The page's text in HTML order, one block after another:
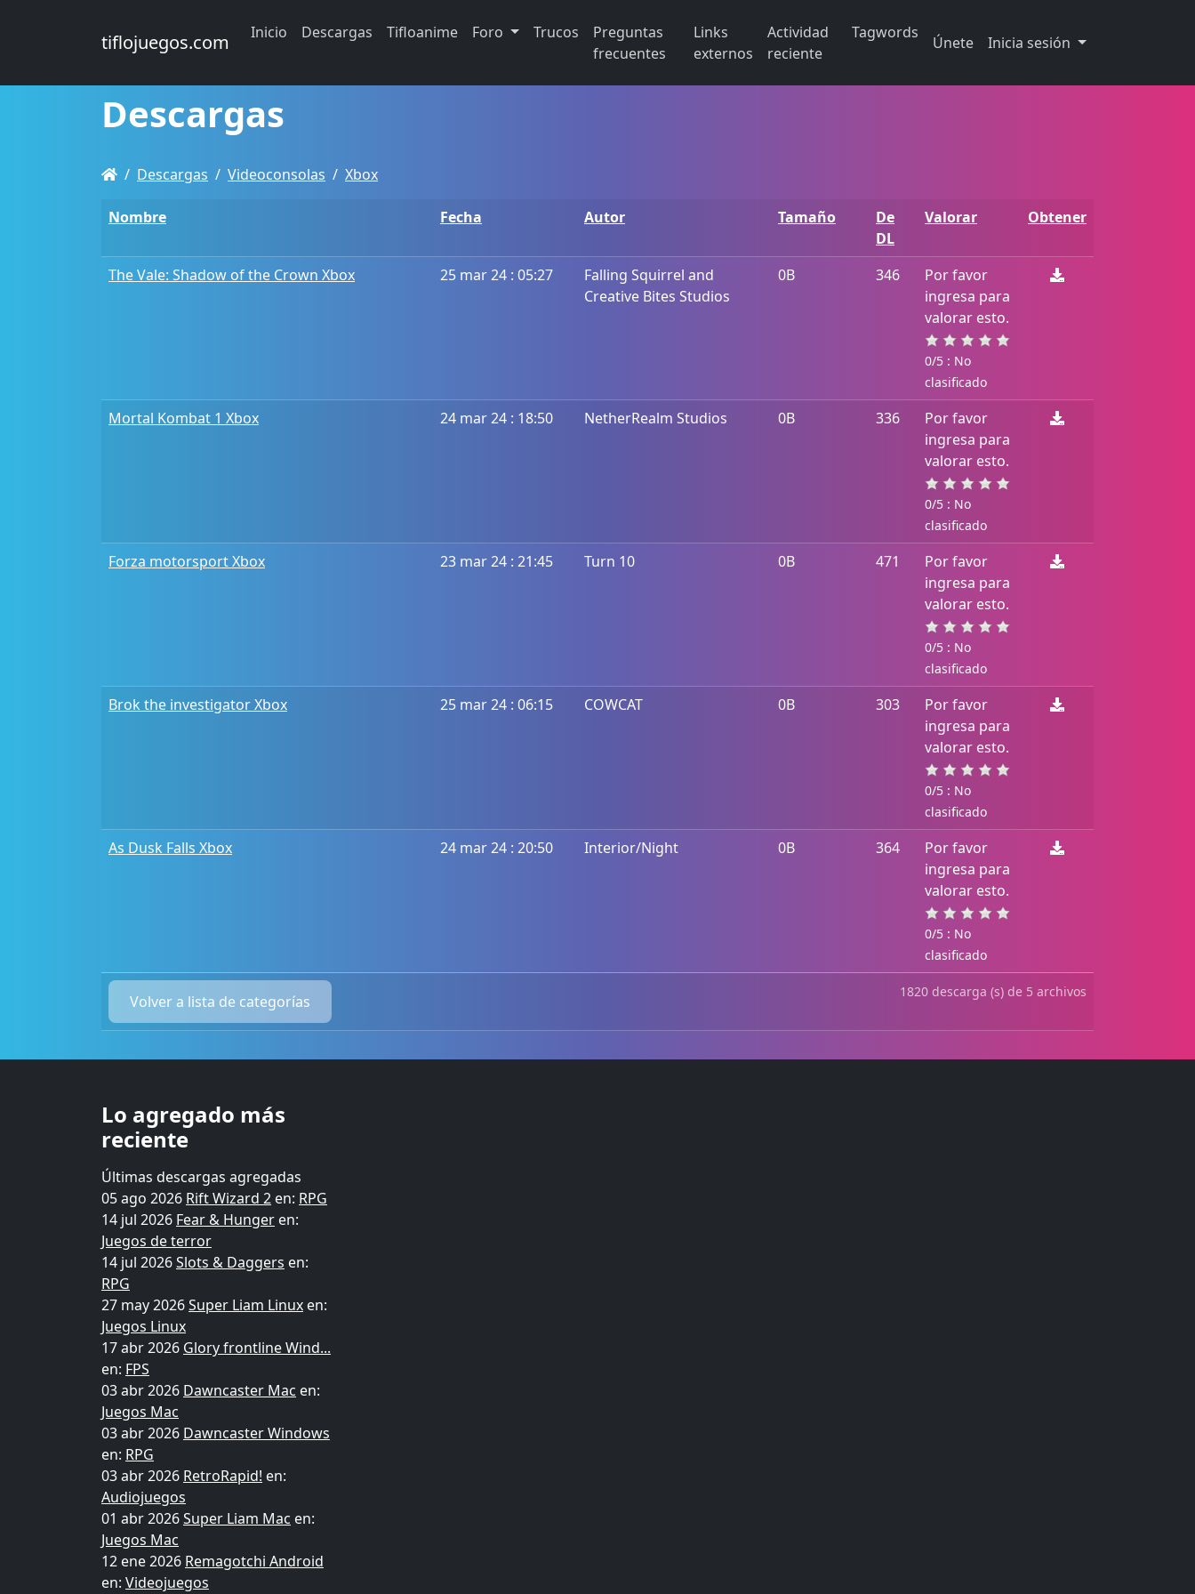
tiflojuegos.com Inicio Descargas Tifloanime Foro Trucos
Preguntas
frecuentes
Links
externos
Actividad
reciente
Tagwords
Únete Inicia sesión
Descargas
Descargas Videoconsolas Xbox
Nombre Fecha Autor Tamaño
De
DL
Valorar Obtener
The Vale: Shadow of the Crown Xbox 25 mar 24 : 05:27
Falling Squirrel and
Creative Bites Studios
0B 346
Por favor
ingresa para
valorar esto.
0/5 : No
clasificado
Mortal Kombat 1 Xbox 24 mar 24 : 18:50 NetherRealm Studios 0B 336
Por favor
ingresa para
valorar esto.
0/5 : No
clasificado
Forza motorsport Xbox 23 mar 24 : 21:45 Turn 10 0B 471
Por favor
ingresa para
valorar esto.
0/5 : No
clasificado
Brok the investigator Xbox 25 mar 24 : 06:15 COWCAT 0B 303
Por favor
ingresa para
valorar esto.
0/5 : No
clasificado
As Dusk Falls Xbox 24 mar 24 : 20:50 Interior/Night 0B 364
Por favor
ingresa para
valorar esto.
0/5 : No
clasificado
Volver a lista de categorías
1820 descarga (s) de 5 archivos
Lo agregado más
reciente
Últimas descargas agregadas
05 ago 2026 Rift Wizard 2 en: RPG
14 jul 2026 Fear & Hunger en:
Juegos de terror
14 jul 2026Slots & Daggers en:
RPG
27 may 2026Super Liam Linux en:
Juegos Linux
17 abr 2026 Glory frontline Wind...
en: FPS
03 abr 2026 Dawncaster Mac en:
Juegos Mac
03 abr 2026 Dawncaster Windows
en: RPG
03 abr 2026 RetroRapid! en:
Audiojuegos
01 abr 2026Super Liam Mac en:
Juegos Mac
12 ene 2026 Remagotchi Android
en: Videojuegos